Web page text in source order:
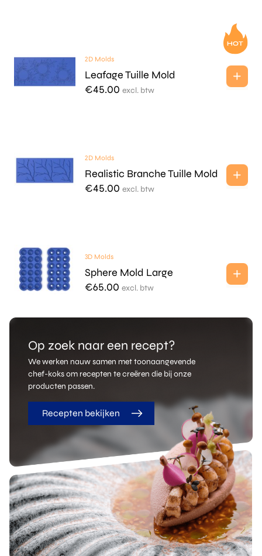
2D Molds
Leafage Tuille Mold
€45.00 excl. btw
2D Molds
Realistic Branche Tuille Mold
€45.00 excl. btw
3D Molds
Sphere Mold Large
€65.00 excl. btw
Op zoek naar een recept?
We werken nauw samen met toonaangevende
chef-koks om recepten te creëren die bij onze
producten passen.
Recepten bekijken